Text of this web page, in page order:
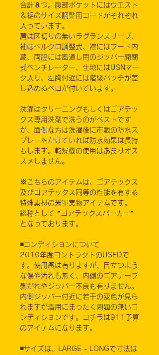
合計８つ。腹部ポケットにはウエスト
＆裾のサイズ調整用コードがそれぞれ
入っています。
肩は区切りの無いラグランスリーブ、
袖はベルクロ調整式、襟にはフード内
蔵、両脇には風通し用のジッパー開閉
式ベンチレーター、生地にはUSNマー
ク入り、左胸付近には階級パッチが差
し込めるベロが付いています。
洗濯はクリーニングもしくはゴアテッ
クス専用洗剤で洗うのがベストです
が、面倒な方は洗濯後に市販の防水ス
プレーをかけていれば防水効果は長持
ちします。乾燥機の使用はあまりオス
スメしません。
※こちらのアイテムは、ゴアテックス
及びゴアテックス同等の性能を有する
特殊素材の米軍実物アイテムです。
総称として ”ゴアテックスパーカー”
となっております。
◾️コンディションについて
2010年度コントラクトのUSEDで
す。使用感は有りますが、目立つよう
な傷や汚れも無く、内側のゴアテープ
剥がれやジッパー不良も有りません。
内側ジッパー付近に若干の変色が見ら
れますが着用にまったく問題の無いコ
ンディションです。コチラは911予算
のアイテムになります。
◾️サイズは、LARGE - LONGで寸法は